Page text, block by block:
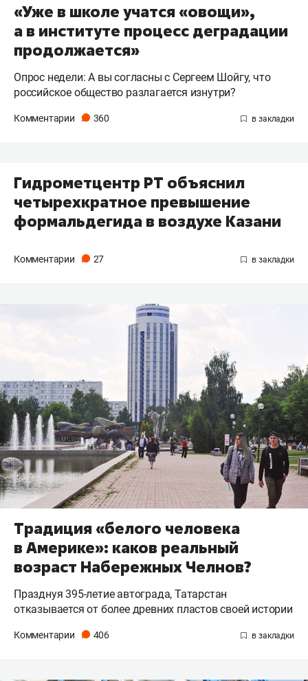
«Уже в школе учатся «овощи»,
а в институте процесс деградации
продолжается»
Опрос недели: А вы согласны с Сергеем Шойгу, что
российское общество разлагается изнутри?
Комментарии 360
Гидрометцентр РТ объяснил
четырехкратное превышение
формальдегида в воздухе Казани
Комментарии 27
Традиция «белого человека
в Америке»: каков реальный
возраст Набережных Челнов?
Празднуя 395-летие автограда, Татарстан
отказывается от более древних пластов своей истории
Комментарии 406